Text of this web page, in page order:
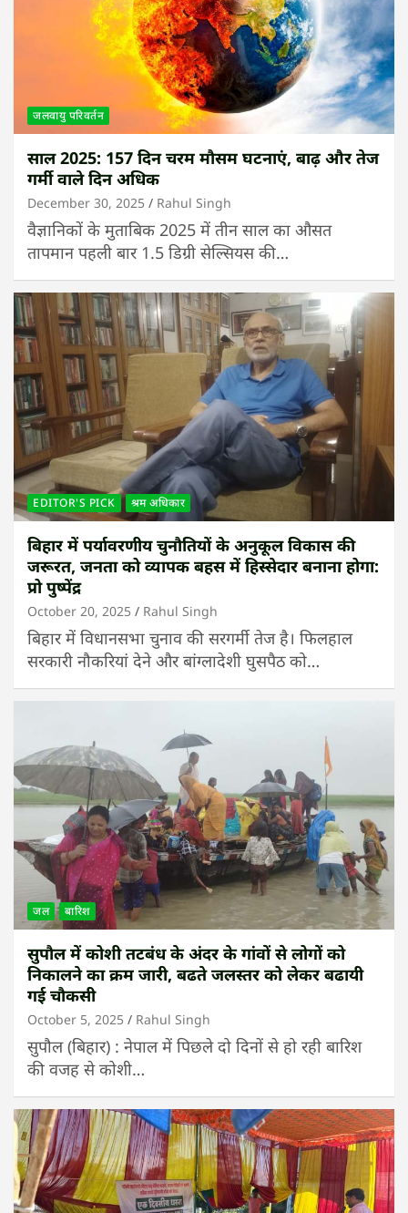
जलवायु परिवर्तन
साल 2025: 157 दिन चरम मौसम घटनाएं, बाढ़ और तेज
गर्मी वाले दिन अधिक
December 30, 2025 Rahul Singh
वैज्ञानिकों के मुताबिक 2025 में तीन साल का औसत
तापमान पहली बार 1.5 डिग्री सेल्सियस की…
EDITOR'S PICK श्रम अधिकार
बिहार में पर्यावरणीय चुनौतियों के अनुकूल विकास की
जरूरत, जनता को व्यापक बहस में हिस्सेदार बनाना होगा:
प्रो पुष्पेंद्र
October 20, 2025 Rahul Singh
बिहार में विधानसभा चुनाव की सरगर्मी तेज है। फिलहाल
सरकारी नौकरियां देने और बांग्लादेशी घुसपैठ को…
जल बारिश
सुपौल में कोशी तटबंध के अंदर के गांवों से लोगों को
निकालने का क्रम जारी, बढते जलस्तर को लेकर बढायी
गई चौकसी
October 5, 2025 Rahul Singh
सुपौल (बिहार) : नेपाल में पिछले दो दिनों से हो रही बारिश
की वजह से कोशी…